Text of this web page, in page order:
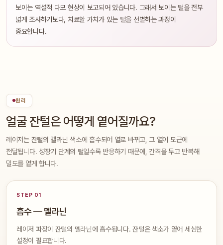
보이는 역설적 다모 현상이 보고되어 있습니다. 그래서 보이는 털을 전부
넓게 조사하기보다, 치료할 가치가 있는 털을 선별하는 과정이
중요합니다.
원리
얼굴 잔털은 어떻게 옅어질까요?
레이저는 잔털의 멜라닌 색소에 흡수되어 열로 바뀌고, 그 열이 모근에
전달됩니다. 성장기 단계의 털일수록 반응하기 때문에, 간격을 두고 반복해
밀도를 옅게 합니다.
STEP 01
흡수 — 멜라닌
레이저 파장이 잔털의 멜라닌에 흡수됩니다. 잔털은 색소가 옅어 세심한
설정이 필요합니다.